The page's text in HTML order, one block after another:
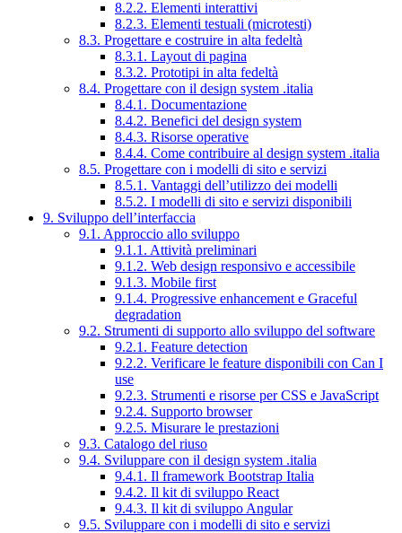
8.2.2. Elementi interattivi
8.2.3. Elementi testuali (microtesti)
8.3. Progettare e costruire in alta fedeltà
8.3.1. Layout di pagina
8.3.2. Prototipi in alta fedeltà
8.4. Progettare con il design system .italia
8.4.1. Documentazione
8.4.2. Benefici del design system
8.4.3. Risorse operative
8.4.4. Come contribuire al design system .italia
8.5. Progettare con i modelli di sito e servizi
8.5.1. Vantaggi dell’utilizzo dei modelli
8.5.2. I modelli di sito e servizi disponibili
9. Sviluppo dell’interfaccia
9.1. Approccio allo sviluppo
9.1.1. Attività preliminari
9.1.2. Web design responsivo e accessibile
9.1.3. Mobile first
9.1.4. Progressive enhancement e Graceful
degradation
9.2. Strumenti di supporto allo sviluppo del software
9.2.1. Feature detection
9.2.2. Verificare le feature disponibili con Can I
use
9.2.3. Strumenti e risorse per CSS e JavaScript
9.2.4. Supporto browser
9.2.5. Misurare le prestazioni
9.3. Catalogo del riuso
9.4. Sviluppare con il design system .italia
9.4.1. Il framework Bootstrap Italia
9.4.2. Il kit di sviluppo React
9.4.3. Il kit di sviluppo Angular
9.5. Sviluppare con i modelli di sito e servizi